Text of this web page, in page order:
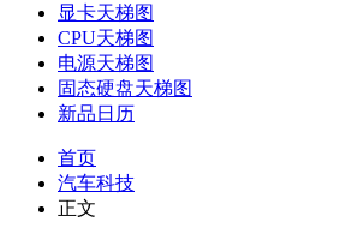
显卡天梯图
CPU天梯图
电源天梯图
固态硬盘天梯图
新品日历
首页
汽车科技
正文